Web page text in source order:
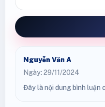
Nguyễn Văn A
Ngày: 29/11/2024
Đây là nội dung bình luận